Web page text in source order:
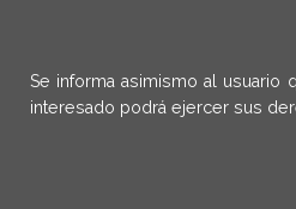
Se informa asimismo al
interesado podrá ejercer sus